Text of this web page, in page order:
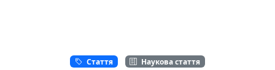
Стаття Наукова стаття